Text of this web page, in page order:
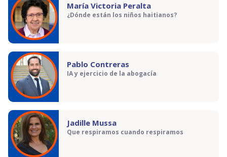
María Victoria Peralta
¿Dónde están los niños haitianos?
Pablo Contreras
IA y ejercicio de la abogacía
Jadille Mussa
Que respiramos cuando respiramos